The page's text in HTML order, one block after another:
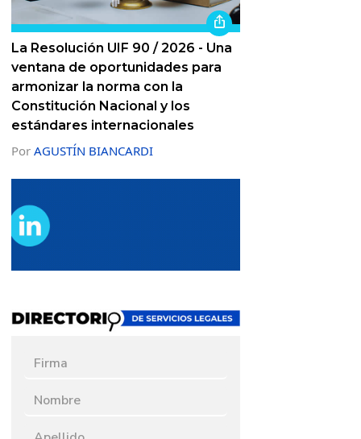
La Resolución UIF 90 / 2026 - Una
ventana de oportunidades para
armonizar la norma con la
Constitución Nacional y los
estándares internacionales
Por AGUSTÍN BIANCARDI